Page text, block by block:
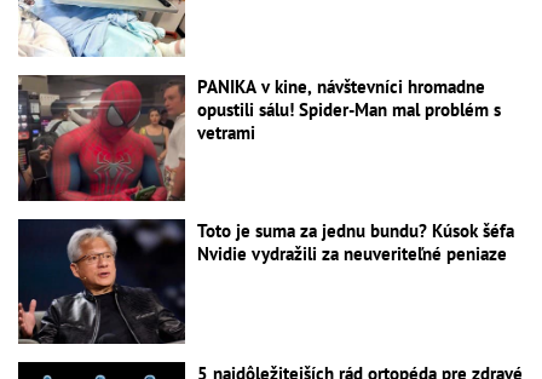
PANIKA v kine, návštevníci hromadne
opustili sálu! Spider-Man mal problém s
vetrami
Toto je suma za jednu bundu? Kúsok šéfa
Nvidie vydražili za neuveriteľné peniaze
5 najdôležitejších rád ortopéda pre zdravé